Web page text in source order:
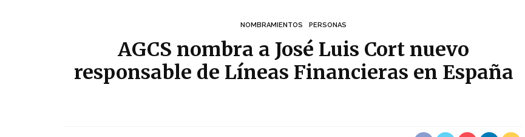
NOMBRAMIENTOS PERSONAS
AGCS nombra a José Luis Cort nuevo
responsable de Líneas Financieras en España